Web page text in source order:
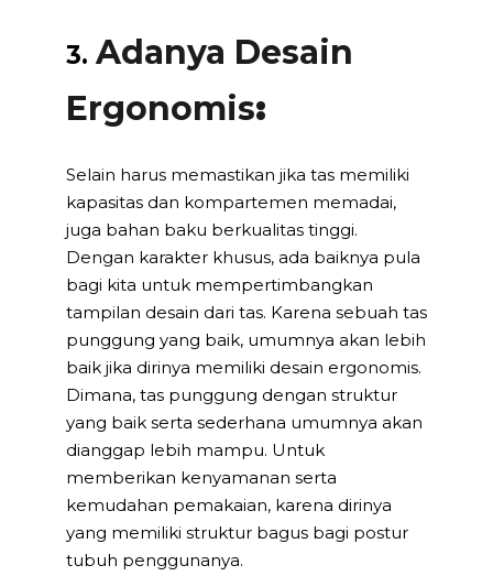
3. Adanya Desain
Ergonomis:
Selain harus memastikan jika tas memiliki
kapasitas dan kompartemen memadai,
juga bahan baku berkualitas tinggi.
Dengan karakter khusus, ada baiknya pula
bagi kita untuk mempertimbangkan
tampilan desain dari tas. Karena sebuah tas
punggung yang baik, umumnya akan lebih
baik jika dirinya memiliki desain ergonomis.
Dimana, tas punggung dengan struktur
yang baik serta sederhana umumnya akan
dianggap lebih mampu. Untuk
memberikan kenyamanan serta
kemudahan pemakaian, karena dirinya
yang memiliki struktur bagus bagi postur
tubuh penggunanya.